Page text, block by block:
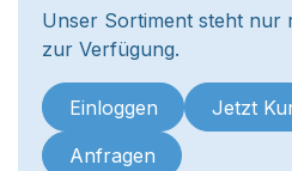
Unser Sortiment steht nur
zur Verfügung.
Einloggen Jetzt
Anfragen